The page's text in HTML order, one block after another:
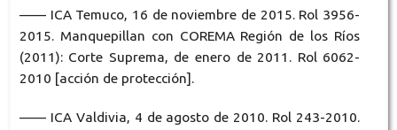
—— ICA Temuco, 16 de noviembre de 2015. Rol 3956-
2015. Manquepillan con COREMA Región de los Ríos
(2011): Corte Suprema, de enero de 2011. Rol 6062-
2010 [acción de protección].
—— ICA Valdivia, 4 de agosto de 2010. Rol 243-2010.